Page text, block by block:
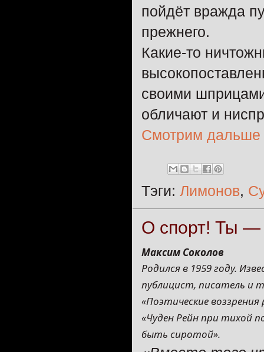
пойдёт вражда
прежнего.
Какие-то
своими
обличают и
Смотрим
Тэги: Лимонов,
О спорт! Ты —
Максим Соколов
Родился в 1959 году.
публицист, писатель и
«Поэтические
«Чуден Рейн при тихой
быть сиротой».